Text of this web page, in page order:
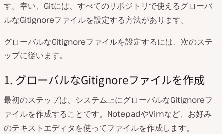
す。幸い、Gitには、すべてのリポジトリで使えるグローバ
ルなGitignoreファイルを設定する方法があります。
グローバルなGitignoreファイルを設定するには、次のステ
ップに従います。
1. グローバルなGitignoreファイルを作成
最初のステップは、システム上にグローバルなGitignoreフ
ァイルを作成することです。NotepadやVimなど、お好み
のテキストエディタを使ってファイルを作成します。